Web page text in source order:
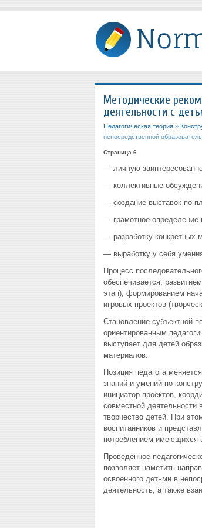
Методические
деятельности с
Педагогическая теория»
непосредственной
Страница 6
— личную
— коллективные
— создание выставок по
— грамотное
— разработку конкретных
— выработку у себя умения
Процесс
обеспечивается:
этап); формированием
игровых проектов
Становление субъектной
ориентированным
выступает для детей
материалов.
Позиция педагога
знаний и умений по
инициатор проектов,
совместной
творчество детей. При
воспитанников и
потреблением имеющихся
Проведённое
позволяет наметить
освоенного детьми в
деятельность, а также